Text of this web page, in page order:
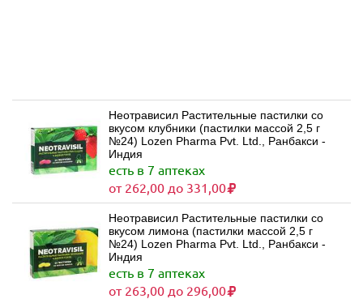
Неотрависил Растительные пастилки со
вкусом клубники (пастилки массой 2,5 г
№24) Lozen Pharma Pvt. Ltd., Ранбакси -
Индия
есть в 7 аптеках
от 262,00 до 331,00
Неотрависил Растительные пастилки со
вкусом лимона (пастилки массой 2,5 г
№24) Lozen Pharma Pvt. Ltd., Ранбакси -
Индия
есть в 7 аптеках
от 263,00 до 296,00